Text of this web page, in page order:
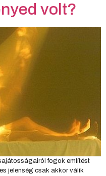
volt?
fogok említést
jelenség csak akkor válik